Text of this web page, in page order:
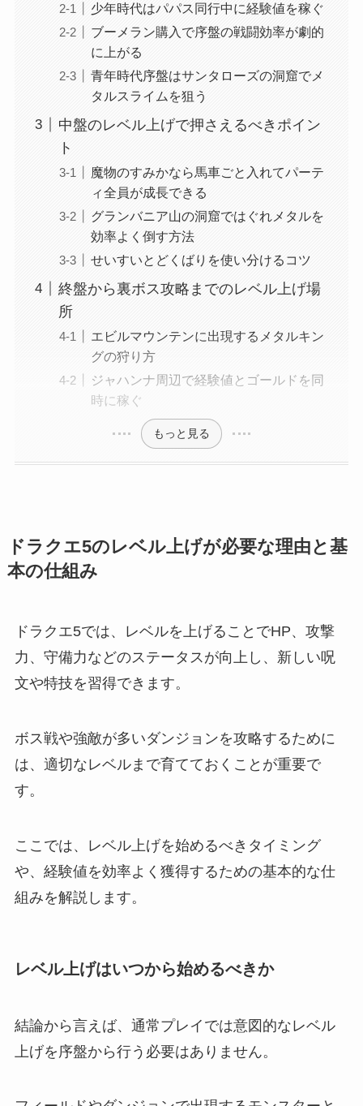
少年時代はパパス同行中に経験値を稼ぐ
ブーメラン購入で序盤の戦闘効率が劇的
に上がる
青年時代序盤はサンタローズの洞窟でメ
タルスライムを狙う
中盤のレベル上げで押さえるべきポイン
ト
魔物のすみかなら馬車ごと入れてパーテ
ィ全員が成長できる
グランバニア山の洞窟ではぐれメタルを
効率よく倒す方法
せいすいとどくばりを使い分けるコツ
終盤から裏ボス攻略までのレベル上げ場
所
エビルマウンテンに出現するメタルキン
グの狩り方
ジャハンナ周辺で経験値とゴールドを同
時に稼ぐ
もっと見る
ドラクエ5のレベル上げが必要な理由と基
本の仕組み
ドラクエ5では、レベルを上げることでHP、攻撃
力、守備力などのステータスが向上し、新しい呪
文や特技を習得できます。
ボス戦や強敵が多いダンジョンを攻略するために
は、適切なレベルまで育てておくことが重要で
す。
ここでは、レベル上げを始めるべきタイミング
や、経験値を効率よく獲得するための基本的な仕
組みを解説します。
レベル上げはいつから始めるべきか
結論から言えば、通常プレイでは意図的なレベル
上げを序盤から行う必要はありません。